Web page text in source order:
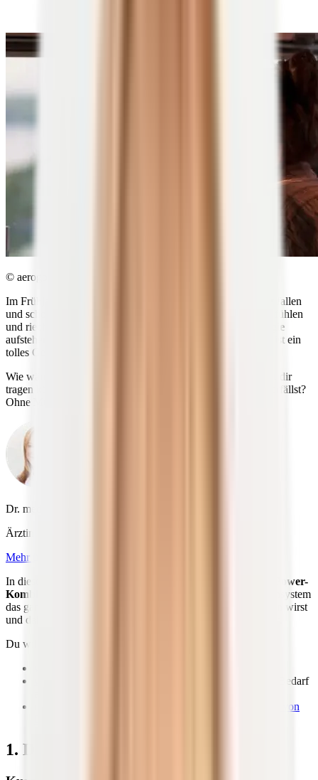
© aerogondo2 | shutterstock.com
Im Frühjahr, wenn die ersten Sonnenstrahlen durchs Fenster fallen
und schon morgens die Vögel zwitschern – spätestens dann fühlen
und riechen wir den Neubeginn. Motiviert und
voller Energie
aufstehen und das Beste aus jedem neuen Tag machen: Das ist ein
tolles Gefühl, findest du nicht auch?
Wie wäre es, wenn du dieses Gefühl das ganze Jahr über mit dir
tragen könntest und einfach nie wieder dem Winter-Blues verfällst?
Ohne Müdigkeit und depressive Verstimmungen?
Dr. med. Petra Bracht
Ärztin & Ernährungspezialistin
Mehr über Dr. med. Petra Bracht
In diesem Artikel verraten wir dir, wie du genau das mit der
Power-
Kombi aus Vitamin D3 & K2
erreichen kannst, dein Immunsystem
das ganze Jahr über stärkst, weniger anfällig für Depressionen wirst
und dabei auch noch deine Hormone im Gleichgewicht hältst.
Du willst mehr wissen? Dann lies jetzt,
, deinen Bedarf
optimale Aufnahme von
1. D3: Viel mehr als ein Vitamin